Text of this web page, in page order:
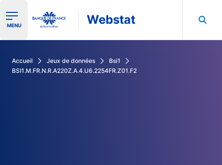
Ouvrir le menu de navigation
MENU Webstat
Accueil Jeux de données
Bsi1
BSI1.M.FR.N.R.A220Z.A.4.U6.2254FR.Z01.F2